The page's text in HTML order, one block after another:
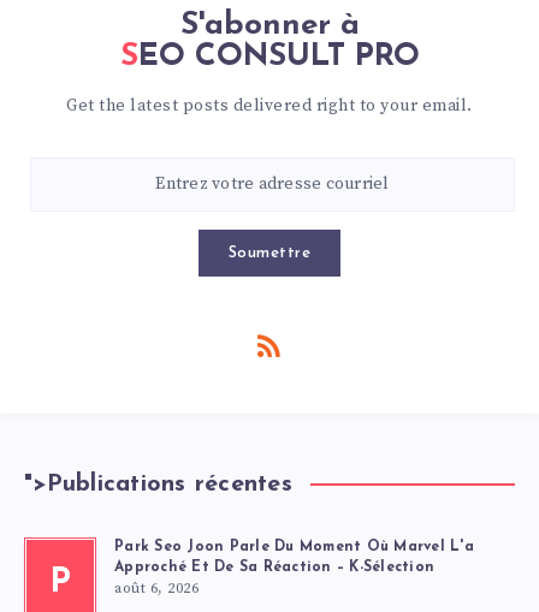
S'abonner à
SEO CONSULT PRO
Get the latest posts delivered right to your email.
Soumettre
"> Publications récentes
P
Park Seo Joon Parle Du Moment Où Marvel L'a
Approché Et De Sa Réaction – K-Sélection
août 6, 2026